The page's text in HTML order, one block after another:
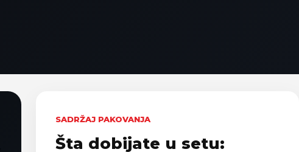
SADRŽAJ PAKOVANJA
Šta dobijate u setu: